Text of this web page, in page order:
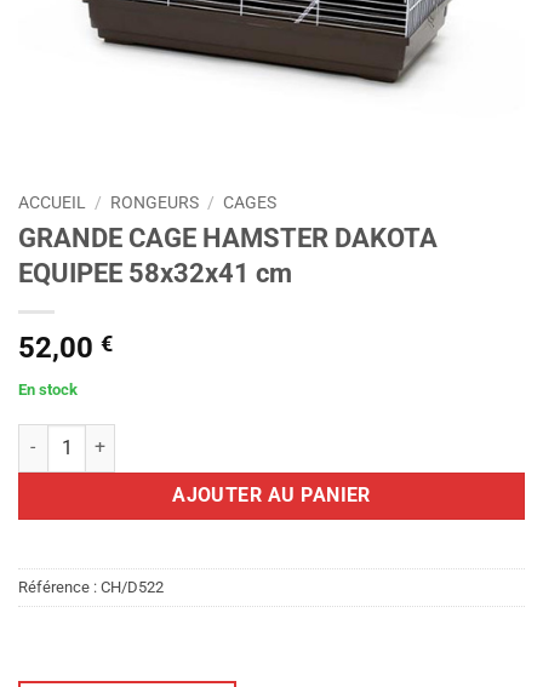
ACCUEIL / RONGEURS / CAGES
GRANDE CAGE HAMSTER DAKOTA
EQUIPEE 58x32x41 cm
52,00 €
En stock
quantité de GRANDE CAGE HAMSTER DAKOTA EQUIPEE 58x32x41
AJOUTER AU PANIER
Référence : CH/D522